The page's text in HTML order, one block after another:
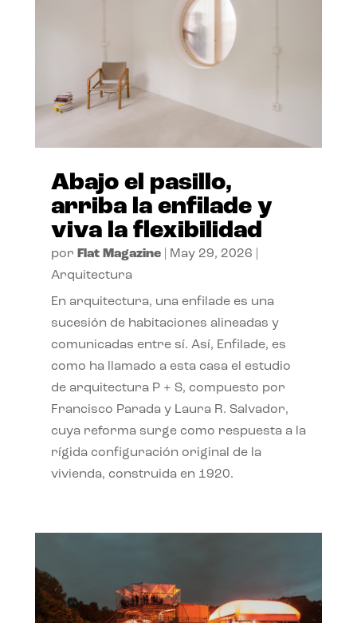
Abajo el pasillo,
arriba la enfilade y
viva la flexibilidad
por Flat Magazine| May 29, 2026
Arquitectura
En arquitectura, una enfilade es una
sucesión de habitaciones alineadas y
comunicadas entre sí. Así, Enfilade, es
como ha llamado a esta casa el estudio
de arquitectura P + S, compuesto por
Francisco Parada y Laura R. Salvador,
cuya reforma surge como respuesta a la
rígida configuración original de la
vivienda, construida en 1920.